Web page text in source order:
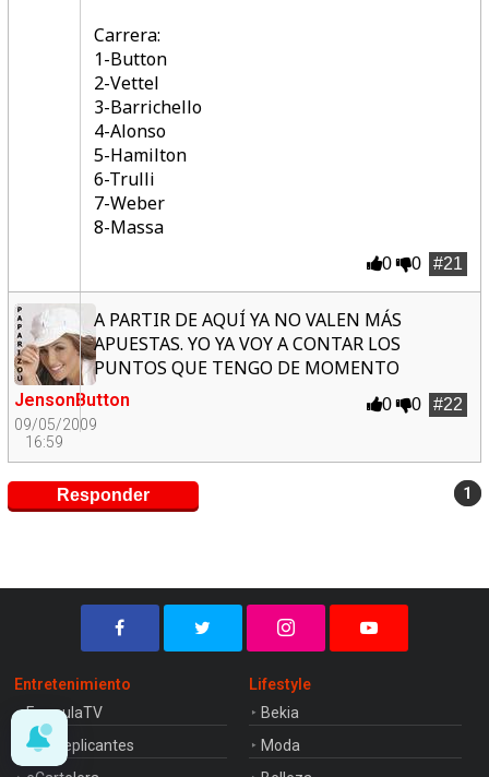
Carrera:
1-Button
2-Vettel
3-Barrichello
4-Alonso
5-Hamilton
6-Trulli
7-Weber
8-Massa
#21
0 0
JensonButton
09/05/2009
16:59
A PARTIR DE AQUÍ YA NO VALEN MÁS
APUESTAS. YO YA VOY A CONTAR LOS
PUNTOS QUE TENGO DE MOMENTO
#22
0 0
Responder 1
Entretenimiento
FormulaTV
Los Replicantes
Lifestyle
Bekia
Moda